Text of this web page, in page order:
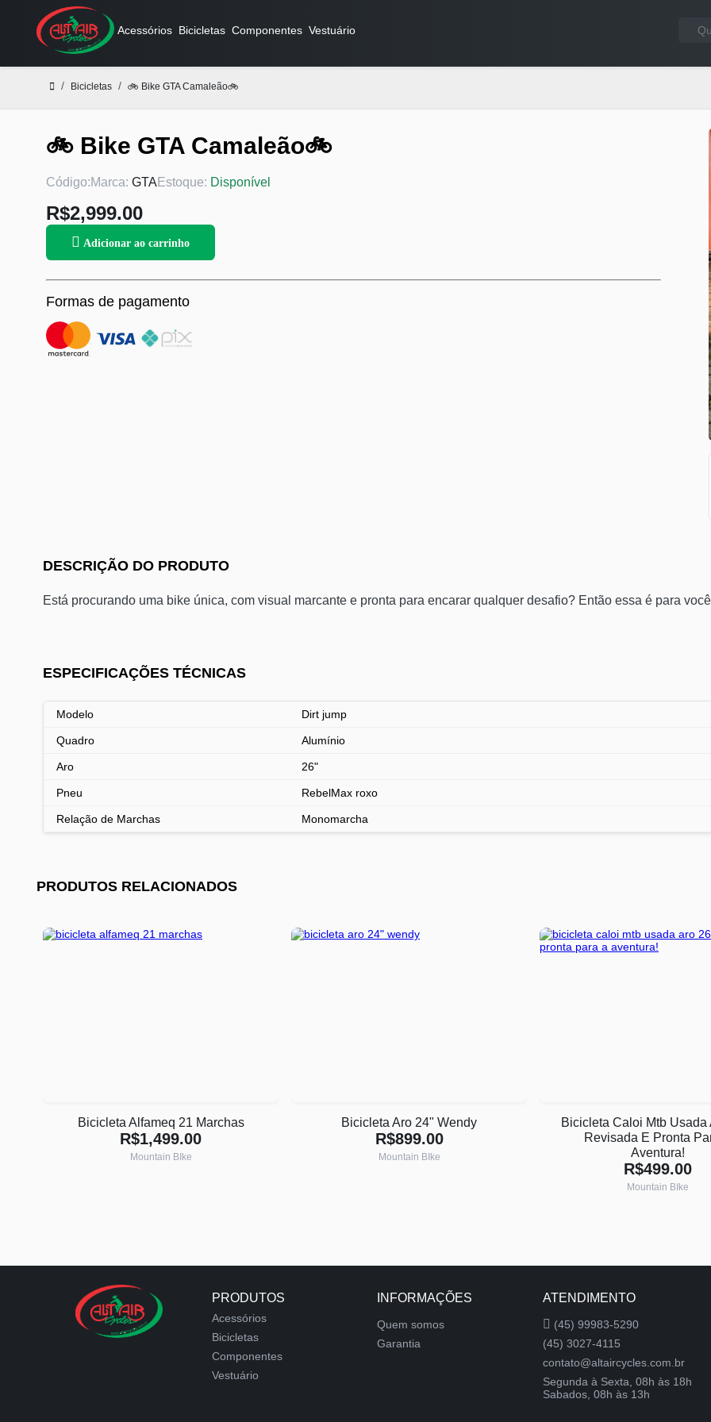
Acessórios Bicicletas Componentes Vestuário
Bicicletas 🚲 Bike GTA Camaleão🚲
🚲 Bike GTA Camaleão🚲
Código:Marca: GTA Estoque: Disponível
R$2,999.00
Adicionar ao carrinho
Formas de pagamento
DESCRIÇÃO DO PRODUTO
Está procurando uma bike única, com visual marcante e pronta para encarar qualquer desafio? Então essa é para
ESPECIFICAÇÕES TÉCNICAS
Modelo Dirt jump
Quadro Alumínio
Aro 26"
Pneu RebelMax roxo
Relação de Marchas Monomarcha
PRODUTOS RELACIONADOS
Bicicleta Alfameq 21 Marchas
R$1,499.00
Mountain BIke
Bicicleta Aro 24" Wendy
R$899.00
Mountain BIke
Bicicleta Caloi Mtb Usada
Revisada E Pronta
Aventura!
R$499.00
Mountain BIke
PRODUTOS
Acessórios
Bicicletas
Componentes
Vestuário
INFORMAÇÕES
Quem somos
Garantia
ATENDIMENTO
(45) 99983-5290
(45) 3027-4115
contato@altaircycles.com.br
Segunda à Sexta, 08h às 18h
Sabados, 08h às 13h